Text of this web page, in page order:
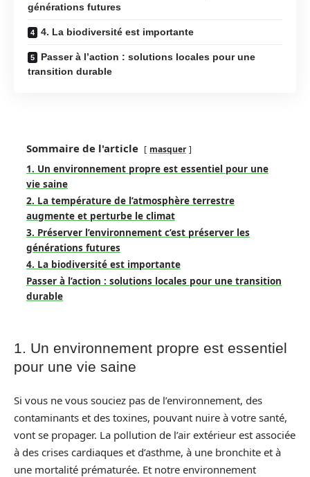
générations futures
4. La biodiversité est importante
Passer à l’action : solutions locales pour une
transition durable
Sommaire de l'article masquer
1. Un environnement propre est essentiel pour une
vie saine
2. La température de l’atmosphère terrestre
augmente et perturbe le climat
3. Préserver l’environnement c’est préserver les
générations futures
4. La biodiversité est importante
Passer à l’action : solutions locales pour une transition
durable
1. Un environnement propre est essentiel
pour une vie saine
Si vous ne vous souciez pas de l’environnement, des
contaminants et des toxines, pouvant nuire à votre santé,
vont se propager. La pollution de l’air extérieur est associée
à des crises cardiaques et d’asthme, à une bronchite et à
une mortalité prématurée. Et notre environnement